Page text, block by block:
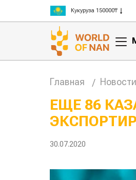
Рис 300000₸
Пшеница 3 класс
Главная Новости
ЕЩЕ 86
30.07.2020
Жара